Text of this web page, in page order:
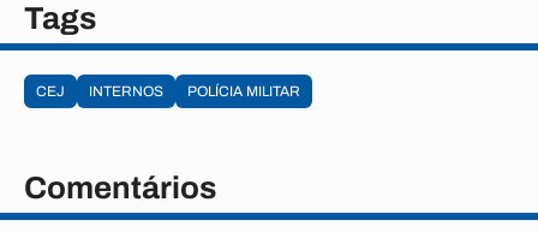
Tags
CEJ INTERNOS POLÍCIA MILITAR
Comentários